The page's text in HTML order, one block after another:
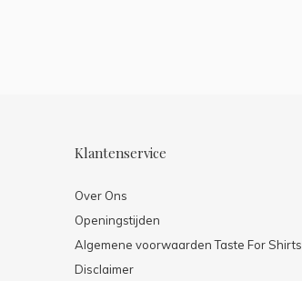
Klantenservice
Over Ons
Openingstijden
Algemene voorwaarden Taste For Shirts
Disclaimer